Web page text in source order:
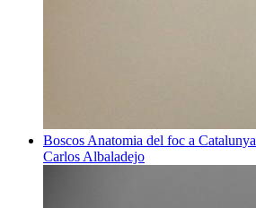
Boscos Anatomia del foc a Catalunya
Carlos Albaladejo